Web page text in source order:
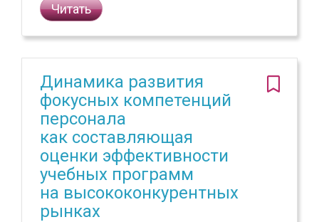
Читать
Динамика развития
фокусных компетенций
персонала
как составляющая
оценки эффективности
учебных программ
на высококонкурентных
рынках